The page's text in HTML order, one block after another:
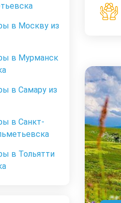
в Москву из
в Мурманск
в Самару из
в Санкт-
в Тольятти